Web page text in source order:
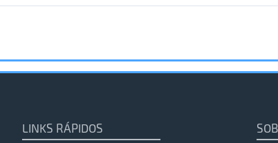
LINKS RÁPIDOS